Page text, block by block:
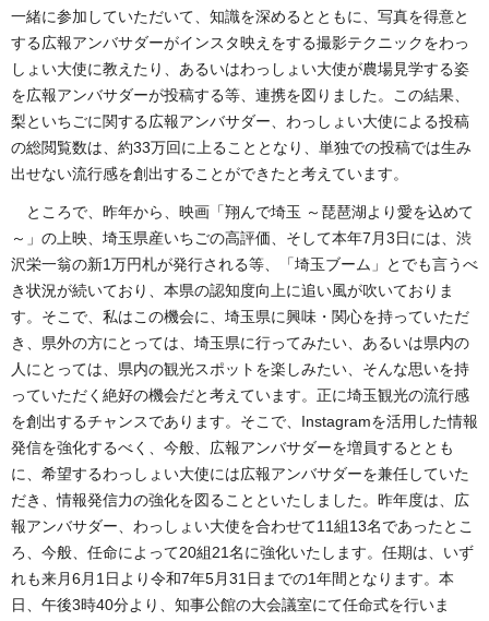
一緒に参加していただいて、知識を深めるとともに、写真を得意と
する広報アンバサダーがインスタ映えをする撮影テクニックをわっ
しょい大使に教えたり、あるいはわっしょい大使が農場見学する姿
を広報アンバサダーが投稿する等、連携を図りました。この結果、
梨といちごに関する広報アンバサダー、わっしょい大使による投稿
の総閲覧数は、約33万回に上ることとなり、単独での投稿では生み
出せない流行感を創出することができたと考えています。
ところで、昨年から、映画「翔んで埼玉 ～琵琶湖より愛を込めて
～」の上映、埼玉県産いちごの高評価、そして本年7月3日には、渋
沢栄一翁の新1万円札が発行される等、「埼玉ブーム」とでも言うべ
き状況が続いており、本県の認知度向上に追い風が吹いておりま
す。そこで、私はこの機会に、埼玉県に興味・関心を持っていただ
き、県外の方にとっては、埼玉県に行ってみたい、あるいは県内の
人にとっては、県内の観光スポットを楽しみたい、そんな思いを持
っていただく絶好の機会だと考えています。正に埼玉観光の流行感
を創出するチャンスであります。そこで、Instagramを活用した情報
発信を強化するべく、今般、広報アンバサダーを増員するととも
に、希望するわっしょい大使には広報アンバサダーを兼任していた
だき、情報発信力の強化を図ることといたしました。昨年度は、広
報アンバサダー、わっしょい大使を合わせて11組13名であったとこ
ろ、今般、任命によって20組21名に強化いたします。任期は、いず
れも来月6月1日より令和7年5月31日までの1年間となります。本
日、午後3時40分より、知事公館の大会議室にて任命式を行いま